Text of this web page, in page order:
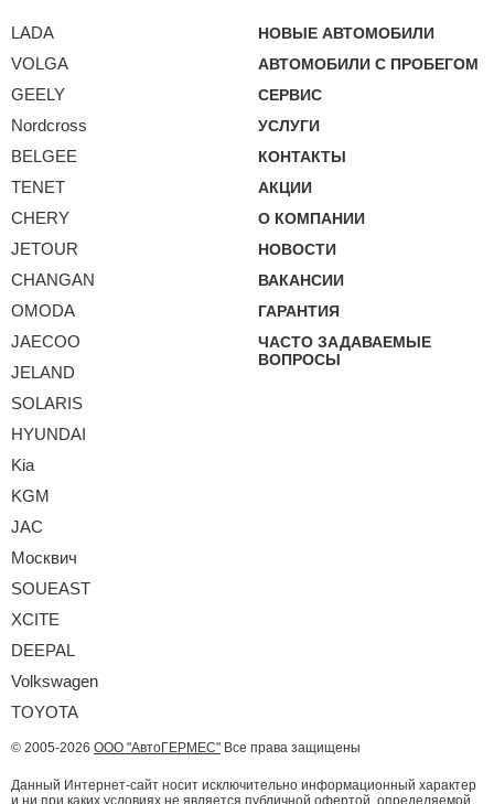
LADA
VOLGA
GEELY
Nordcross
BELGEE
TENET
CHERY
JETOUR
CHANGAN
OMODA
JAECOO
JELAND
SOLARIS
HYUNDAI
Kia
KGM
JAC
Москвич
SOUEAST
XCITE
DEEPAL
Volkswagen
TOYOTA
НОВЫЕ АВТОМОБИЛИ
АВТОМОБИЛИ С ПРОБЕГОМ
СЕРВИС
УСЛУГИ
КОНТАКТЫ
АКЦИИ
О КОМПАНИИ
НОВОСТИ
ВАКАНСИИ
ГАРАНТИЯ
ЧАСТО ЗАДАВАЕМЫЕ
ВОПРОСЫ
© 2005-2026 ООО "АвтоГЕРМЕС" Все права защищены
Данный Интернет-сайт носит исключительно информационный характер
и ни при каких условиях не является публичной офертой, определяемой